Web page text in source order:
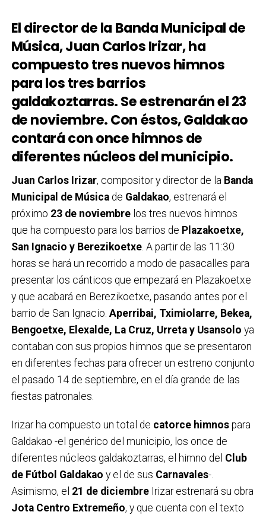
El director de la Banda Municipal de
Música, Juan Carlos Irizar, ha
compuesto tres nuevos himnos
para los tres barrios
galdakoztarras. Se estrenarán el 23
de noviembre. Con éstos, Galdakao
contará con once himnos de
diferentes núcleos del municipio.
Juan Carlos Irizar, compositor y director de la Banda
Municipal de Músicade Galdakao, estrenará el
próximo 23 de noviembrelos tres nuevos himnos
que ha compuesto para los barrios de Plazakoetxe,
San Ignacio y Berezikoetxe. A partir de las 11:30
horas se hará un recorrido a modo de pasacalles para
presentar los cánticos que empezará en Plazakoetxe
y que acabará en Berezikoetxe, pasando antes por el
barrio de San Ignacio. Aperribai, Tximiolarre, Bekea,
Bengoetxe, Elexalde, La Cruz, Urreta y Usansolo ya
contaban con sus propios himnos que se presentaron
en diferentes fechas para ofrecer un estreno conjunto
el pasado 14 de septiembre, en el día grande de las
fiestas patronales.
Irizar ha compuesto un total de catorce himnospara
Galdakao -el genérico del municipio, los once de
diferentes núcleos galdakoztarras, el himno del Club
de Fútbol Galdakao y el de sus Carnavales-.
Asimismo, el 21 de diciembreIrizar estrenará su obra
Jota Centro Extremeño, y que cuenta con el texto